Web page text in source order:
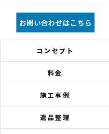
お問い合わせはこちら
コンセプト
料金
施工事例
遺品整理